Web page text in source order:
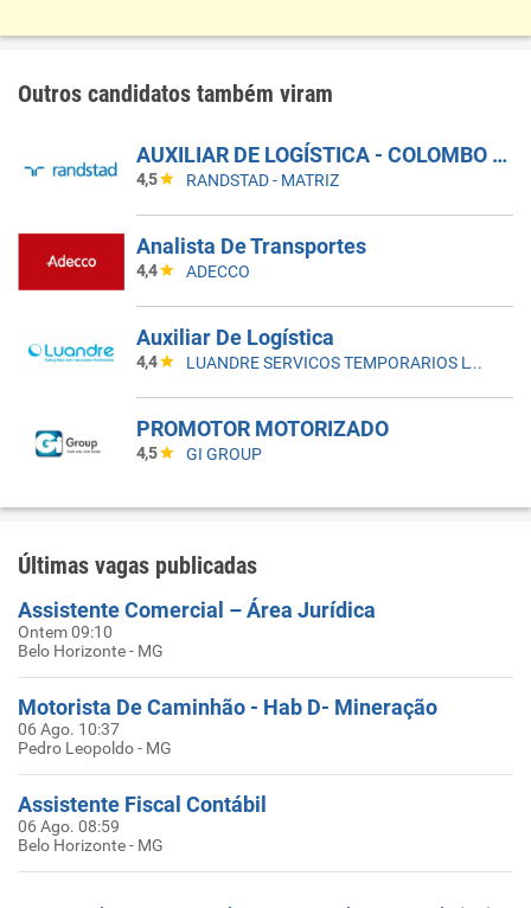
Outros candidatos também viram
AUXILIAR DE LOGÍSTICA - COLOMBO - PR
4,5 RANDSTAD - MATRIZ
Analista De Transportes
4,4 ADECCO
Auxiliar De Logística
4,4 LUANDRE SERVICOS TEMPORARIOS LTDA. (C-I)
PROMOTOR MOTORIZADO
4,5 GI GROUP
Últimas vagas publicadas
Assistente Comercial – Área Jurídica
Ontem 09:10
Belo Horizonte - MG
Motorista De Caminhão - Hab D- Mineração
06 Ago. 10:37
Pedro Leopoldo - MG
Assistente Fiscal Contábil
06 Ago. 08:59
Belo Horizonte - MG